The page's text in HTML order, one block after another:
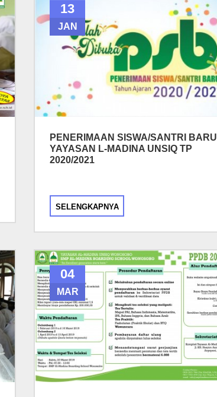
13
JAN
PENERIMAAN SISWA/SANTRI BARU
YAYASAN L-MADINA UNSIQ TP
2020/2021
SELENGKAPNYA
04
MAR